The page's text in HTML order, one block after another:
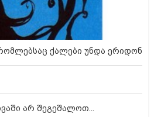
ქალები უნდა ერიდონ
არ შეგეშალოთ...